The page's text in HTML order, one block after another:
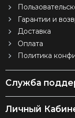
Гарантии и
Доставка
Оплата
Политика
Служба
Личный